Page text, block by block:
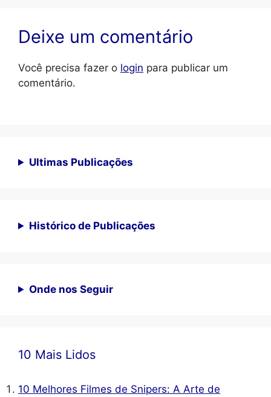
Deixe um comentário
Você precisa fazer o login para publicar um
comentário.
Ultimas Publicações
Histórico de Publicações
Onde nos Seguir
10 Mais Lidos
10 Melhores Filmes de Snipers: A Arte de